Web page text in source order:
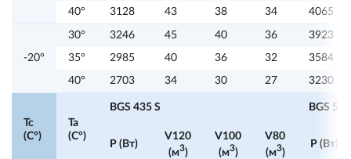
40° 3128 43 38 34 4065
-20°
30° 3246 45 40 36 3923
35° 2985 40 36 32 3584
40° 2703 34 30 27 3230
Tc
(C°)
Ta
(C°)
BGS 435 S BGS
P (Вт)
V120
(м3)
V100
(м3)
V80
(м3)
P (Вт)